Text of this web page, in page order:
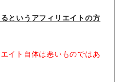
という アフィリエイトの方
イト自体は悪いものではあ